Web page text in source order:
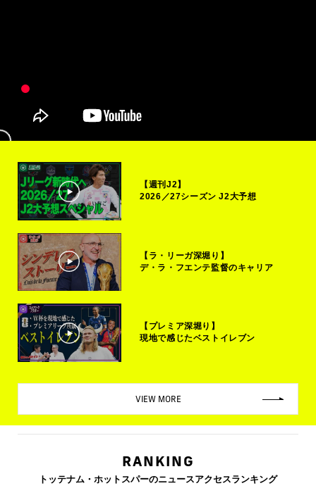
【週刊J2】
2026／27シーズン J2大予想
【ラ・リーガ深堀り】
デ・ラ・フエンテ監督のキャリア
【プレミア深堀り】
現地で感じたベストイレブン
VIEW MORE
RANKING
トッテナム・ホットスパーのニュースアクセスランキング